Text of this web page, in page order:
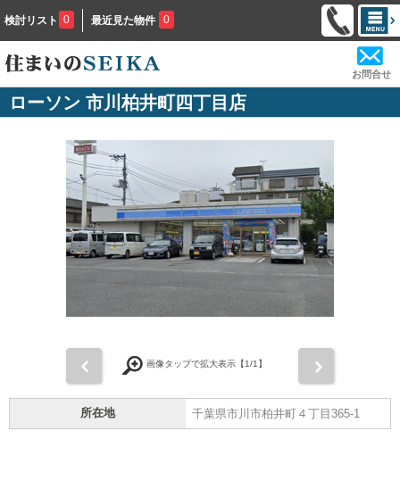
検討リスト 0 最近見た物件 0
お問合せ
ローソン 市川柏井町四丁目店
画像タップで拡大表示【1/1】
所在地 千葉県市川市柏井町４丁目365-1